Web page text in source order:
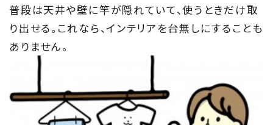
普段は天井や壁に竿が隠れていて、使うときだけ取
り出せる。これなら、インテリアを台無しにすることも
ありません。